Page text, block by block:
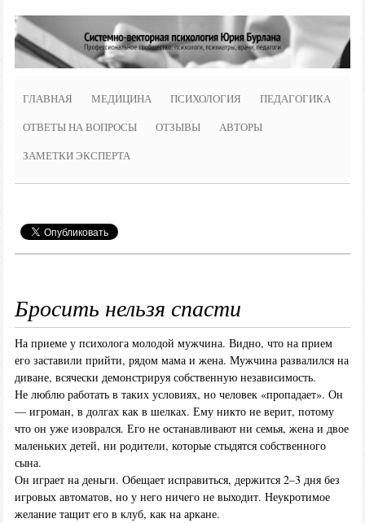
ГЛАВНАЯ МЕДИЦИНА ПСИХОЛОГИЯ ПЕДАГОГИКА
ОТВЕТЫ НА ВОПРОСЫ ОТЗЫВЫ АВТОРЫ
ЗАМЕТКИ ЭКСПЕРТА
Бросить нельзя спасти
На приеме у психолога молодой мужчина. Видно, что на прием
его заставили прийти, рядом мама и жена. Мужчина развалился на
диване, всячески демонстрируя собственную независимость.
Не люблю работать в таких условиях, но человек «пропадает». Он
— игроман, в долгах как в шелках. Ему никто не верит, потому
что он уже изоврался. Его не останавливают ни семья, жена и двое
маленьких детей, ни родители, которые стыдятся собственного
сына.
Он играет на деньги. Обещает исправиться, держится 2–3 дня без
игровых автоматов, но у него ничего не выходит. Неукротимое
желание тащит его в клуб, как на аркане.